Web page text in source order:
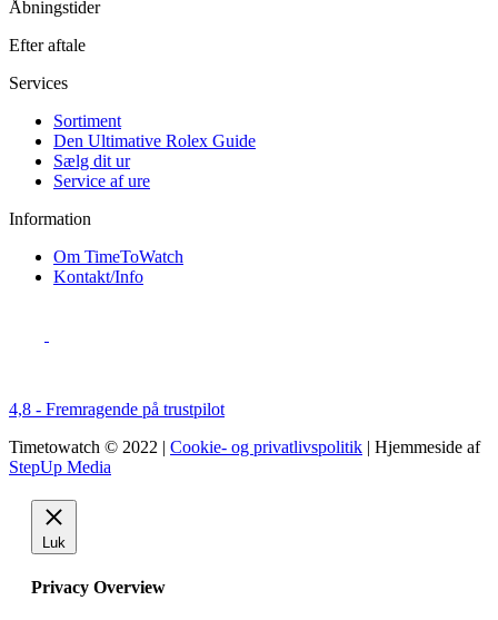
Åbningstider
Efter aftale
Services
Sortiment
Den Ultimative Rolex Guide
Sælg dit ur
Service af ure
Information
Om TimeToWatch
Kontakt/Info
4,8 - Fremragende på trustpilot
Timetowatch © 2022 | Cookie- og privatlivspolitik | Hjemmeside af
StepUp Media
Luk
Privacy Overview